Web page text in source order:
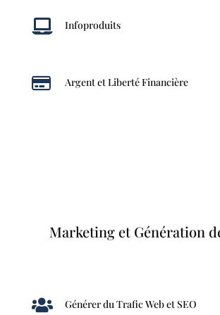
 Infoproduits
 Argent et Liberté Financière
Marketing et Génération
 Générer du Trafic Web et SEO